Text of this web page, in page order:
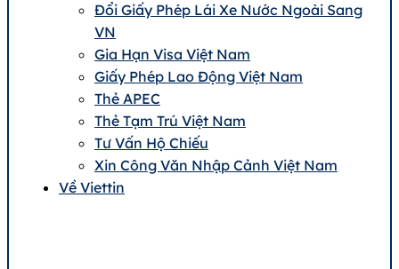
Đổi Giấy Phép Lái Xe Nước Ngoài Sang
VN
Gia Hạn Visa Việt Nam
Giấy Phép Lao Động Việt Nam
Thẻ APEC
Thẻ Tạm Trú Việt Nam
Tư Vấn Hộ Chiếu
Xin Công Văn Nhập Cảnh Việt Nam
Về Viettin